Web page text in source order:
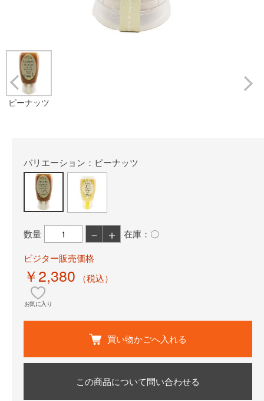
ピーナッツ
Prev
バリエーション：ピーナッツ
数量 － ＋
在庫：〇
ビジター販売価格
￥2,380 （税込）
お気に入り
買い物かごへ入れる
この商品について問い合わせる